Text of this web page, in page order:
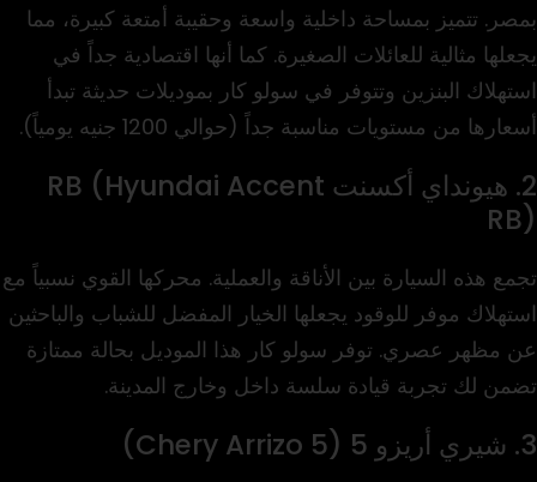
بمصر. تتميز بمساحة داخلية واسعة وحقيبة أمتعة كبيرة، مما
يجعلها مثالية للعائلات الصغيرة. كما أنها اقتصادية جداً في
استهلاك البنزين وتتوفر في سولو كار بموديلات حديثة تبدأ
أسعارها من مستويات مناسبة جداً (حوالي 1200 جنيه يومياً).
2. هيونداي أكسنت RB (Hyundai Accent
RB)
تجمع هذه السيارة بين الأناقة والعملية. محركها القوي نسبياً مع
استهلاك موفر للوقود يجعلها الخيار المفضل للشباب والباحثين
عن مظهر عصري. توفر سولو كار هذا الموديل بحالة ممتازة
تضمن لك تجربة قيادة سلسة داخل وخارج المدينة.
3. شيري أريزو 5 (Chery Arrizo 5)